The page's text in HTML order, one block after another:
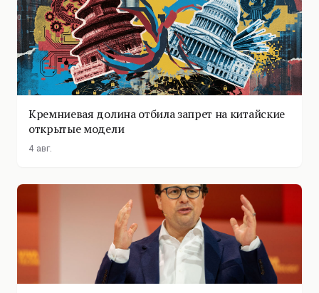
Кремниевая долина отбила запрет на китайские
открытые модели
4 авг.